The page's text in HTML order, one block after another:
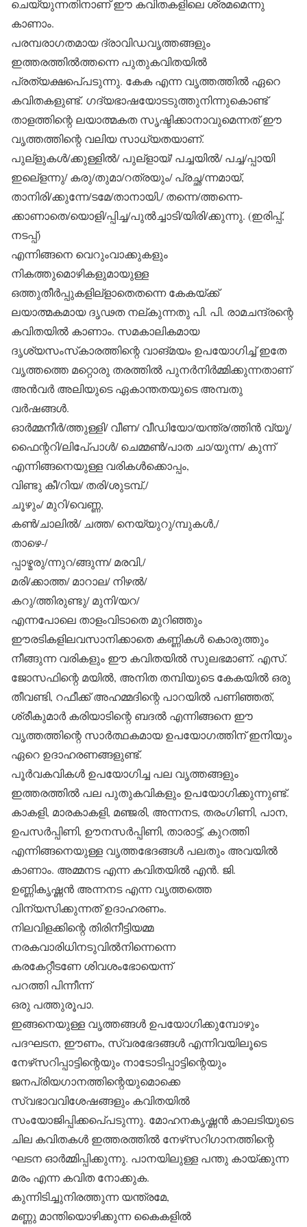
ചെയ്യുന്നതിനാണ് ഈ കവിതകളിലെ ശ്രമമെന്നു
കാണാം.
പരമ്പരാഗതമായ ദ്രാവിഡവൃത്തങ്ങളും
ഇത്തരത്തില്‍ത്തന്നെ പുതുകവിതയില്‍
പ്രത്യക്ഷപെ്പടുന്നു. കേക എന്ന വൃത്തത്തില്‍ ഏറെ
കവിതകളുണ്ട്. ഗദ്യഭാഷയോടടുത്തുനിന്നുകൊണ്ട്
താളത്തിന്റെ ലയാത്മകത സൃഷ്ടിക്കാനാവുമെന്നത് ഈ
വൃത്തത്തിന്റെ വലിയ സാധ്യതയാണ്.
പുല്‌ളുകള്‍/ക്കുള്ളില്‍/ പുല്‌ളായ്/ പച്ചയില്‍/ പച്ച/പ്പായി
ഇലെ്‌ളന്നു/ കരു/തുമാ/റത്രയും/ പ്രച്ഛ/ന്നമായ്,
താനിരി/ക്കുന്നേ/ടമേ/താനായി,/ തന്നെ/ത്തന്നെ-
ക്കാണാതെ/യൊളി/പ്പിച്ച/പുല്‍ച്ചാടി/യിരി/ക്കുന്നു. (ഇരിപ്പ്,
നടപ്പ്)
എന്നിങ്ങനെ വെറുംവാക്കുകളും
നികത്തുമൊഴികളുമായുള്ള
ഒത്തുതീര്‍പ്പുകളില്‌ളാതെതന്നെ കേകയ്ക്ക്
ലയാത്മകമായ ദൃഢത നല്കുന്നതു പി. പി. രാമചന്ദ്രന്റെ
കവിതയില്‍ കാണാം. സമകാലികമായ
ദൃശ്യസംസ്‌കാരത്തിന്റെ വാങ്മയം ഉപയോഗിച്ച് ഇതേ
വൃത്തത്തെ മറ്റൊരു തരത്തില്‍ പുനര്‍നിര്‍മ്മിക്കുന്നതാണ്
അന്‍വര്‍ അലിയുടെ ഏകാന്തതയുടെ അമ്പതു
വര്‍ഷങ്ങള്‍.
ഓര്‍മ്മനീര്‍/ത്തുള്ളി/ വീണ/ വീഡിയോ/യന്ത്ര/ത്തിന്‍ വ്യൂ/
ഫൈന്ററി/ലിപേ്പാള്‍/ ചെമ്മണ്‍/പാത ചാ/യുന്ന/ കുന്ന്
എന്നിങ്ങനെയുള്ള വരികള്‍ക്കൊപ്പം,
വിണ്ടു കീ/റിയ/ തരി/ശുടമ്പ്,/
ചൂഴും/ മുറി/വെണ്ണ,
കണ്‍/ചാലില്‍/ ചത്ത/ നെയ്യുറു/മ്പുകള്‍,/
താഴെ-/
പ്പാഴ്മരു/ന്നുറ/ങ്ങുന്ന/ മരവി,/
മരി/ക്കാത്ത/ മാറാല/ നിഴല്‍/
കറു/ത്തിരുണ്ടു/ മുനി/യറ/
എന്നപോലെ താളംവിടാതെ മുറിഞ്ഞും
ഈരടികളിലവസാനിക്കാതെ കണ്ണികള്‍ കൊരുത്തും
നീങ്ങുന്ന വരികളും ഈ കവിതയില്‍ സുലഭമാണ്. എസ്.
ജോസഫിന്റെ മയില്‍, അനിത തമ്പിയുടെ കേകയില്‍ ഒരു
തീവണ്ടി, റഫീക്ക് അഹമ്മദിന്റെ പാറയില്‍ പണിഞ്ഞത്,
ശ്രീകുമാര്‍ കരിയാടിന്റെ ബദല്‍ എന്നിങ്ങനെ ഈ
വൃത്തത്തിന്റെ സാര്‍ത്ഥകമായ ഉപയോഗത്തിന് ഇനിയും
ഏറെ ഉദാഹരണങ്ങളുണ്ട്.
പൂര്‍വകവികള്‍ ഉപയോഗിച്ച പല വൃത്തങ്ങളും
ഇത്തരത്തില്‍ പല പുതുകവികളും ഉപയോഗിക്കുന്നുണ്ട്.
കാകളി, മാരകാകളി, മഞ്ജരി, അന്നനട, തരംഗിണി, പാന,
ഉപസര്‍പ്പിണി, ഊനസര്‍പ്പിണി, താരാട്ട്, കുറത്തി
എന്നിങ്ങനെയുള്ള വൃത്തഭേദങ്ങള്‍ പലതും അവയില്‍
കാണാം. അമ്മനട എന്ന കവിതയില്‍ എന്‍. ജി.
ഉണ്ണികൃഷ്ണന്‍ അന്നനട എന്ന വൃത്തത്തെ
വിന്യസിക്കുന്നത് ഉദാഹരണം.
നിലവിളക്കിന്റെ തിരിനീട്ടിയമ്മ
നരകവാരിധിനടുവില്‍നിന്നെന്നെ
കരകേറ്റീടണേ ശിവശംഭോയെന്ന്
പറത്തി പിന്നീന്ന്
ഒരു പത്തുരൂപാ.
ഇങ്ങനെയുള്ള വൃത്തങ്ങള്‍ ഉപയോഗിക്കുമ്പോഴും
പദഘടന, ഈണം, സ്വരഭേദങ്ങള്‍ എന്നിവയിലൂടെ
നേഴ്‌സറിപ്പാട്ടിന്റെയും നാടോടിപ്പാട്ടിന്റെയും
ജനപ്രിയഗാനത്തിന്റെയുമൊക്കെ
സ്വഭാവവിശേഷങ്ങളും കവിതയില്‍
സംയോജിപ്പിക്കപെ്പടുന്നു. മോഹനകൃഷ്ണന്‍ കാലടിയുടെ
ചില കവിതകള്‍ ഇത്തരത്തില്‍ നേഴ്‌സറിഗാനത്തിന്റെ
ഘടന ഓര്‍മ്മിപ്പിക്കുന്നു. പാനയിലുള്ള പന്തു കായ്ക്കുന്ന
മരം എന്ന കവിത നോക്കുക.
കുന്നിടിച്ചുനിരത്തുന്ന യന്ത്രമേ,
മണ്ണു മാന്തിയൊഴിക്കുന്ന കൈകളില്‍